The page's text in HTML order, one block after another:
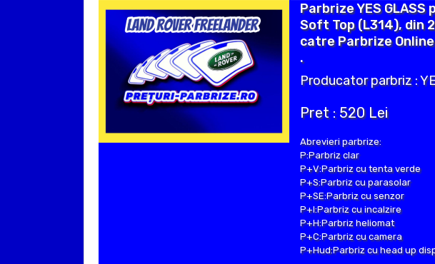
Parbrize YES GLASS
Soft Top (L314), din
catre Parbrize Online
.
Producator parbriz :
Pret : 520 Lei
Abrevieri parbrize:
P:Parbriz clar
P+V:Parbriz cu tenta verde
P+S:Parbriz cu parasolar
P+SE:Parbriz cu senzor
P+I:Parbriz cu incalzire
P+H:Parbriz heliomat
P+C:Parbriz cu camera
P+Hud:Parbriz cu head up